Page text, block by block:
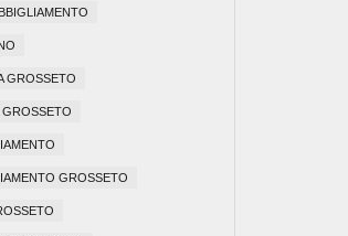
GROSSETO
GROSSETO